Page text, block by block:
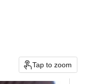
Tap to zoom